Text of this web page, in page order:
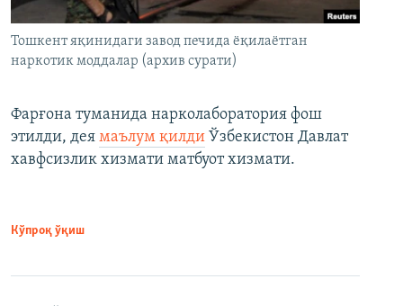
Тошкент яқинидаги завод печида ёқилаётган
наркотик моддалар (архив сурати)
Фарғона туманида нарколаборатория фош
этилди, дея маълум қилди Ўзбекистон Давлат
хавфсизлик хизмати матбуот хизмати.
Кўпроқ ўқиш